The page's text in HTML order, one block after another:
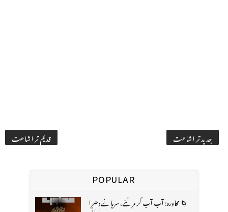
جدید تر اشاعت قدیم تر اشاعت
POPULAR
🌀 محاورہ: آب آب کر مر گئے، سرہانے دھرا